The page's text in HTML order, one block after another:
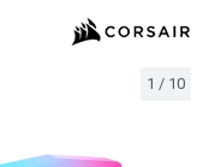
1 / 10